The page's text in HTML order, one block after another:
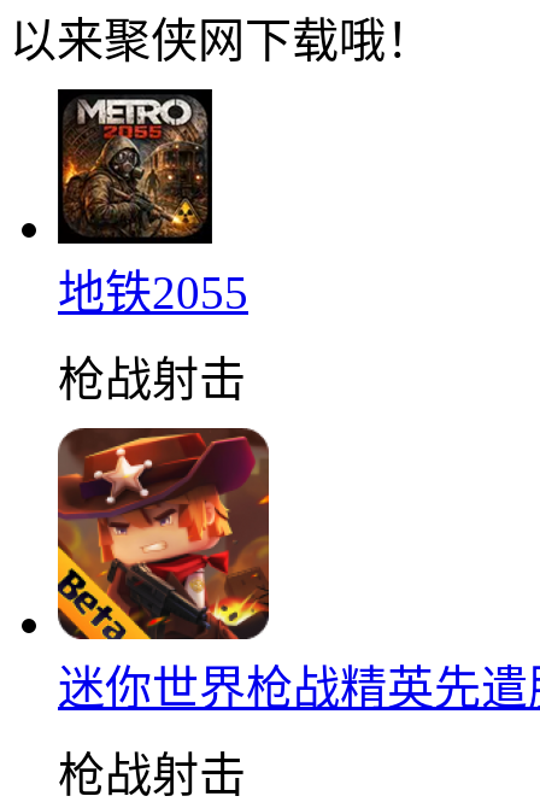
以来聚侠网下载哦！
地铁2055
枪战射击
迷你世界枪战精英先遣
枪战射击